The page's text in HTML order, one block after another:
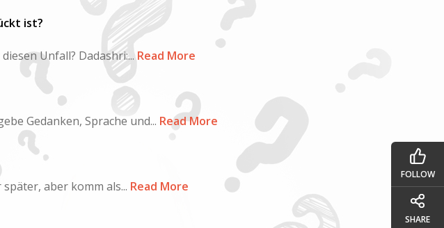
ist?
Unfall? Dadashri:...Read More
Gedanken, Sprache und... Read More
aber komm als... Read More
FOLLOW
SHARE